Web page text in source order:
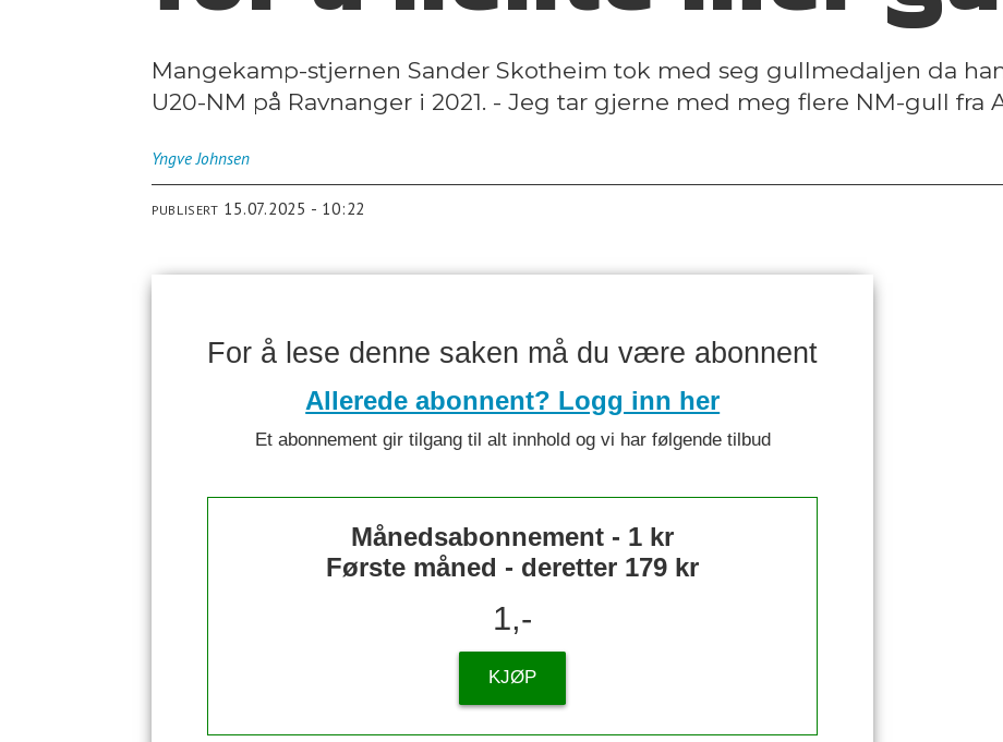
Mangekamp-stjernen Sander Skotheim tok med seg gullmedaljen da
U20-NM på Ravnanger i 2021. - Jeg tar gjerne med meg flere NM-gull fra
Yngve Johnsen
PUBLISERT 15.07.2025 - 10:22
For å lese denne saken må du være abonnent
Allerede abonnent? Logg inn her
Et abonnement gir tilgang til alt innhold og vi har følgende tilbud
Månedsabonnement - 1 kr
Første måned - deretter 179 kr
1,-
KJØP